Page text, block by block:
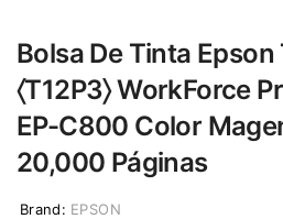
Bolsa De Tinta
〈T12P3〉 WorkForce
EP-C800 Color
20,000 Páginas
Brand: EPSON